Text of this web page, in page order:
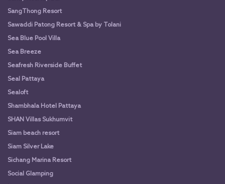
SangThong Resort
Sawaddi Patong Resort & Spa by Tolani
Sea Blue Pool Villa
Sea Breeze
Seafresh Riverside Buffet
Seal Pattaya
Sealoft
Shambhala Hotel Pattaya
SHAN Villas Sukhumvit
Siam beach resort
Siam Silver Lake
Sichang Marina Resort
Social Glamping